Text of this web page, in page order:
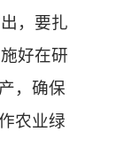
，要扎
好在研
，确保
农业绿